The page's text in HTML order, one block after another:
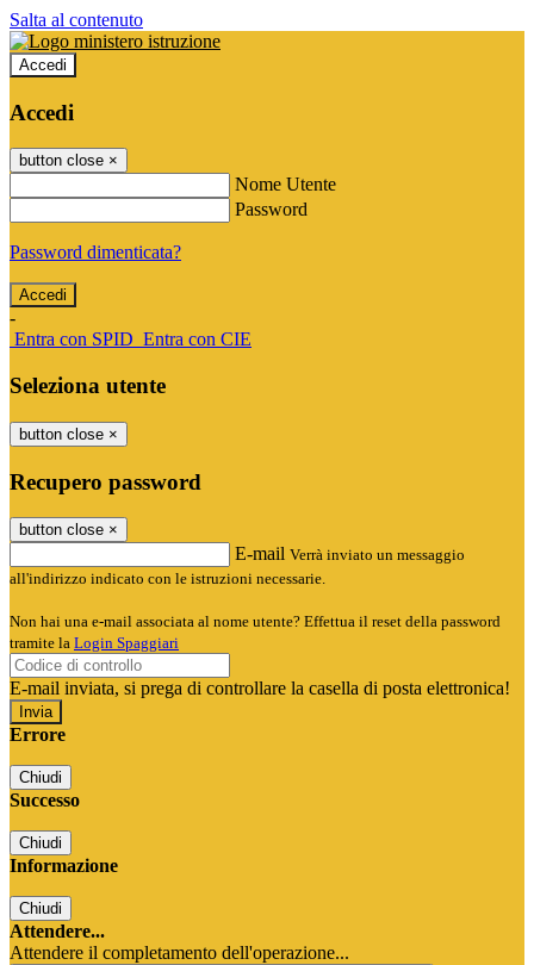
Salta al contenuto
Accedi
Accedi
button close ×
Nome Utente
Password
Password dimenticata?
-
Entra con SPID Entra con CIE
Seleziona utente
button close ×
Recupero password
button close ×
E-mail Verrà inviato un messaggio
all'indirizzo indicato con le istruzioni necessarie.
Non hai una e-mail associata al nome utente? Effettua il reset della password
tramite la Login Spaggiari
E-mail inviata, si prega di controllare la casella di posta elettronica!
Errore
Chiudi
Successo
Chiudi
Informazione
Chiudi
Attendere...
Attendere il completamento dell'operazione...